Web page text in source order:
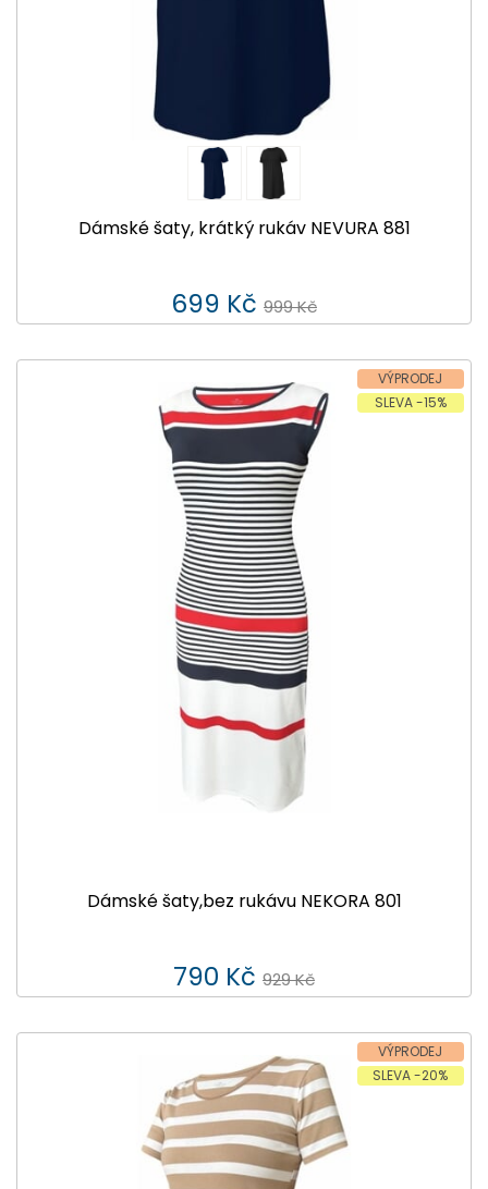
Dámské šaty, krátký rukáv NEVURA 881
699 Kč 999 Kč
VÝPRODEJ
SLEVA -15%
Dámské šaty,bez rukávu NEKORA 801
790 Kč 929 Kč
VÝPRODEJ
SLEVA -20%